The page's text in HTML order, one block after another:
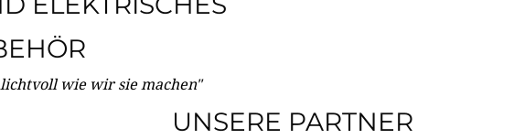
wie wir sie machen"
UNSERE PARTNER